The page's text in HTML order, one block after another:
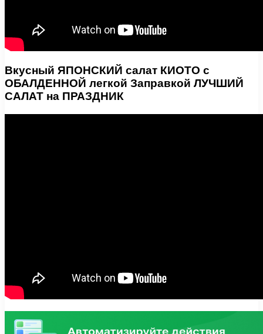
Вкусный ЯПОНСКИЙ салат КИОТО с
ОБАЛДЕННОЙ легкой Заправкой ЛУЧШИЙ
САЛАТ на ПРАЗДНИК